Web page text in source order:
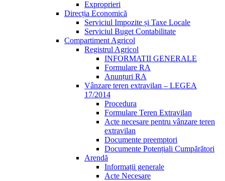
Exproprieri
Direcția Economică
Serviciul Impozite și Taxe Locale
Serviciul Buget Contabilitate
Compartiment Agricol
Registrul Agricol
INFORMATII GENERALE
Formulare RA
Anunțuri RA
Vânzare teren extravilan – LEGEA
17/2014
Procedura
Formulare Teren Extravilan
Acte necesare pentru vânzare teren
extravilan
Documente preemptori
Documente Potențiali Cumpărători
Arendă
Informații generale
Acte Necesare